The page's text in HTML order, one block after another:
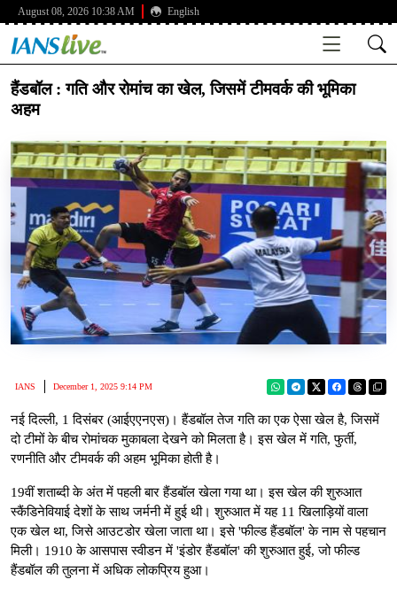
August 08, 2026 10:38 AM English
हैंडबॉल : गति और रोमांच का खेल, जिसमें टीमवर्क की भूमिका
अहम
IANS December 1, 2025 9:14 PM
नई दिल्ली, 1 दिसंबर (आईएएनएस)। हैंडबॉल तेज गति का एक ऐसा खेल है, जिसमें
दो टीमों के बीच रोमांचक मुकाबला देखने को मिलता है। इस खेल में गति, फुर्ती,
रणनीति और टीमवर्क की अहम भूमिका होती है।
19वीं शताब्दी के अंत में पहली बार हैंडबॉल खेला गया था। इस खेल की शुरुआत
स्कैंडिनेवियाई देशों के साथ जर्मनी में हुई थी। शुरुआत में यह 11 खिलाड़ियों वाला
एक खेल था, जिसे आउटडोर खेला जाता था। इसे 'फील्ड हैंडबॉल' के नाम से पहचान
मिली। 1910 के आसपास स्वीडन में 'इंडोर हैंडबॉल' की शुरुआत हुई, जो फील्ड
हैंडबॉल की तुलना में अधिक लोकप्रिय हुआ।